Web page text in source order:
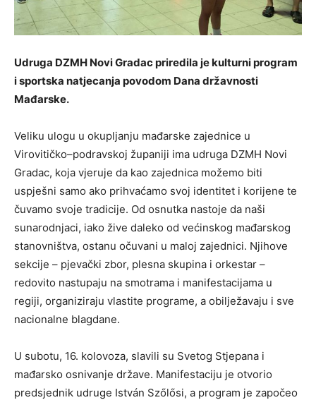
Udruga DZMH Novi Gradac priredila je kulturni program
i sportska natjecanja povodom Dana državnosti
Mađarske.
Veliku ulogu u okupljanju mađarske zajednice u
Virovitičko–podravskoj županiji ima udruga DZMH Novi
Gradac, koja vjeruje da kao zajednica možemo biti
uspješni samo ako prihvaćamo svoj identitet i korijene te
čuvamo svoje tradicije. Od osnutka nastoje da naši
sunarodnjaci, iako žive daleko od većinskog mađarskog
stanovništva, ostanu očuvani u maloj zajednici. Njihove
sekcije – pjevački zbor, plesna skupina i orkestar –
redovito nastupaju na smotrama i manifestacijama u
regiji, organiziraju vlastite programe, a obilježavaju i sve
nacionalne blagdane.
U subotu, 16. kolovoza, slavili su Svetog Stjepana i
mađarsko osnivanje države. Manifestaciju je otvorio
predsjednik udruge István Szőlősi, a program je započeo